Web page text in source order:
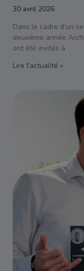
30 avril 2026
Dans le cadre d’un
deuxième année
ont été invités à
Lire l'actualité »